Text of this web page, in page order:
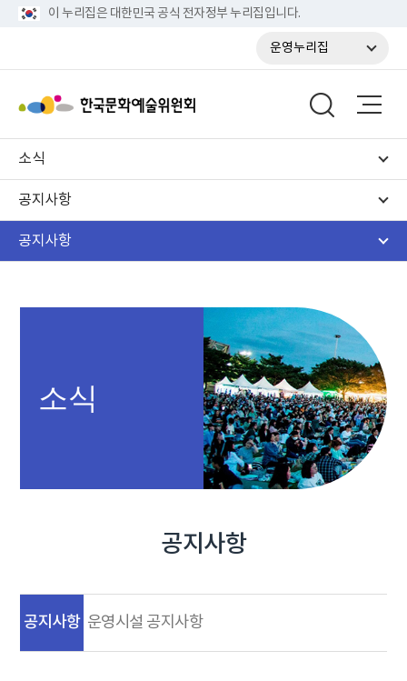
이 누리집은 대한민국 공식 전자정부 누리집입니다.
운영누리집
소식
공지사항
공지사항
소식
공지사항
공지사항 운영시설 공지사항